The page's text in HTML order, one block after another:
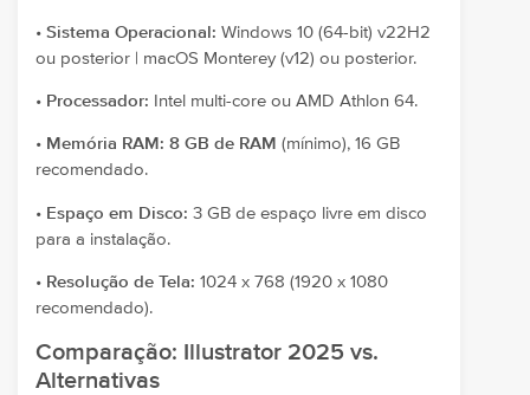
• Sistema Operacional: Windows 10 (64-bit) v22H2
ou posterior | macOS Monterey (v12) ou posterior.
• Processador: Intel multi-core ou AMD Athlon 64.
• Memória RAM: 8 GB de RAM (mínimo), 16 GB
recomendado.
• Espaço em Disco: 3 GB de espaço livre em disco
para a instalação.
• Resolução de Tela: 1024 x 768 (1920 x 1080
recomendado).
Comparação: Illustrator 2025 vs.
Alternativas